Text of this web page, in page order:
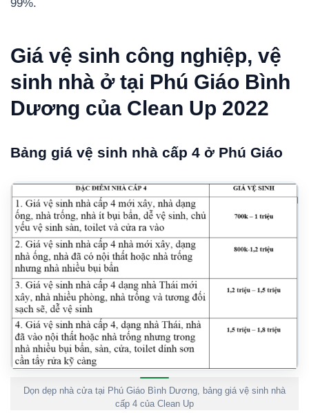
99%.
Giá vệ sinh công nghiệp, vệ
sinh nhà ở tại Phú Giáo Bình
Dương của Clean Up 2022
Bảng giá vệ sinh nhà cấp 4 ở Phú Giáo
Dọn dẹp nhà cửa tại Phú Giáo Bình Dương, bảng giá vệ sinh nhà
cấp 4 của Clean Up